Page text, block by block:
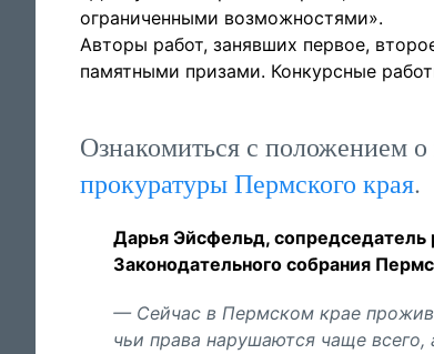
ограниченными возможностями».
Авторы работ, занявших первое,
памятными призами. Конкурсные
Ознакомиться с положением
прокуратуры Пермского края.
Дарья Эйсфельд,
Законодательного собрания
— Сейчас в Пермском крае
чьи права нарушаются чаще всего,